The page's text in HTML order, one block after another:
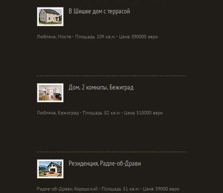
В Шишке дом с террасой
Любляна, Мосте - Площадь 109 кв.м. - Цена 890000 евро
Дом, 2 комнаты, Бежиград
Любляна, Бежиград - Площадь 82 кв.м. - Цена 518000 евро
Резиденция, Радле-об-Драви
Радле-об-Драви, Корошский - Площадь 51 кв.м. - Цена 59000 евро